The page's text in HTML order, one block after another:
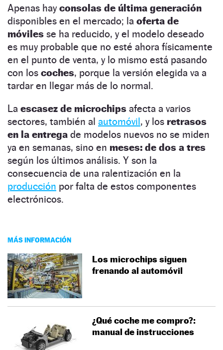
Apenas hayconsolas de última generación
disponibles en el mercado; la oferta de
móviles se ha reducido, y el modelo deseado
es muy probable que no esté ahora físicamente
en el punto de venta, y lo mismo está pasando
con los coches, porque la versión elegida va a
tardar en llegar más de lo normal.
La escasez de microchips afecta a varios
sectores, también al automóvil, y los retrasos
en la entrega de modelos nuevos no se miden
ya en semanas, sino en meses: de dos a tres
según los últimos análisis. Y son la
consecuencia de una ralentización en la
producción por falta de estos componentes
electrónicos.
MÁS INFORMACIÓN
Los microchips siguen
frenando al automóvil
¿Qué coche me compro?:
manual de instrucciones